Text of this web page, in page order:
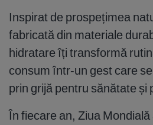
Inspirat de prospețimea
fabricată din materiale
hidratare îți transformă
consum într-un gest care
prin grijă pentru sănătate și
În fiecare an, Ziua